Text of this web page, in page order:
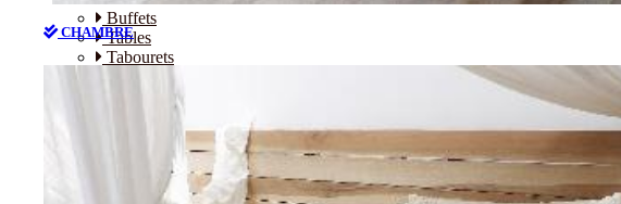
CHAMBRE
Buffets
Tables
Tabourets
CHAMBRE